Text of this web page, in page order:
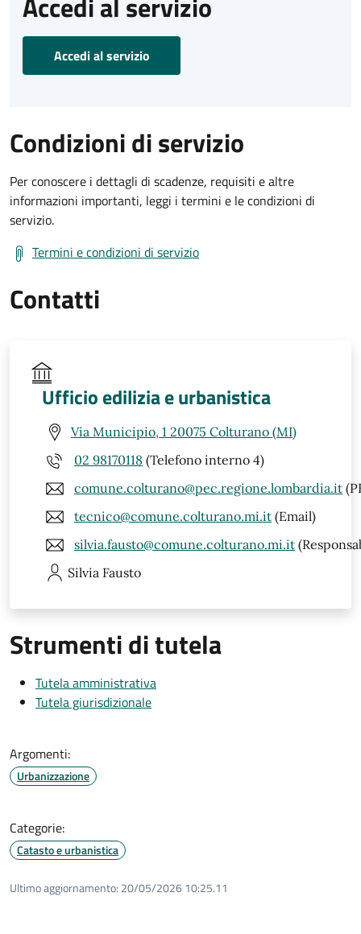
Accedi al servizio
Condizioni di servizio
Per conoscere i dettagli di scadenze, requisiti e altre
informazioni importanti, leggi i termini e le condizioni di
servizio.
Termini e condizioni di servizio
Contatti
Ufficio edilizia e urbanistica
Via Municipio, 1 20075 Colturano (MI)
02 98170118 (Telefono interno 4)
comune.colturano@pec.regione.lombardia.it
tecnico@comune.colturano.mi.it (Email)
silvia.fausto@comune.colturano.mi.it
Silvia Fausto
Strumenti di tutela
Tutela amministrativa
Tutela giurisdizionale
Argomenti:
Urbanizzazione
Categorie:
Catasto e urbanistica
Ultimo aggiornamento: 20/05/2026 10:25.11